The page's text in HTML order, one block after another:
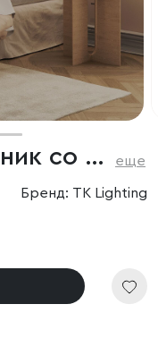
Подвесной светильник со стеклянным плафоном еще
Бренд: TK Lighting